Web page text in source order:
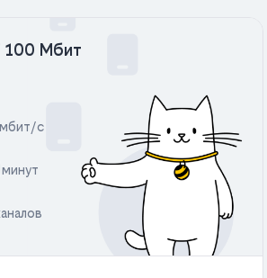
100 Мбит
мбит/с
минут